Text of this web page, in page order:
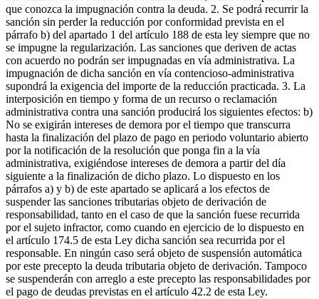
que conozca la impugnación contra la deuda. 2. Se podrá recurrir la
sanción sin perder la reducción por conformidad prevista en el
párrafo b) del apartado 1 del artículo 188 de esta ley siempre que no
se impugne la regularización. Las sanciones que deriven de actas
con acuerdo no podrán ser impugnadas en vía administrativa. La
impugnación de dicha sanción en vía contencioso-administrativa
supondrá la exigencia del importe de la reducción practicada. 3. La
interposición en tiempo y forma de un recurso o reclamación
administrativa contra una sanción producirá los siguientes efectos: b)
No se exigirán intereses de demora por el tiempo que transcurra
hasta la finalización del plazo de pago en periodo voluntario abierto
por la notificación de la resolución que ponga fin a la vía
administrativa, exigiéndose intereses de demora a partir del día
siguiente a la finalización de dicho plazo. Lo dispuesto en los
párrafos a) y b) de este apartado se aplicará a los efectos de
suspender las sanciones tributarias objeto de derivación de
responsabilidad, tanto en el caso de que la sanción fuese recurrida
por el sujeto infractor, como cuando en ejercicio de lo dispuesto en
el artículo 174.5 de esta Ley dicha sanción sea recurrida por el
responsable. En ningún caso será objeto de suspensión automática
por este precepto la deuda tributaria objeto de derivación. Tampoco
se suspenderán con arreglo a este precepto las responsabilidades por
el pago de deudas previstas en el artículo 42.2 de esta Ley.